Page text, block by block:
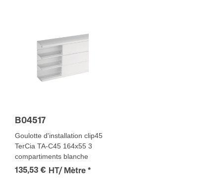
B04517
Goulotte d'installation clip45
TerCia TA-C45 164x55 3
compartiments blanche
135,53 € HT/ Mètre *